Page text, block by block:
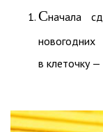
Сначала
в клеточку